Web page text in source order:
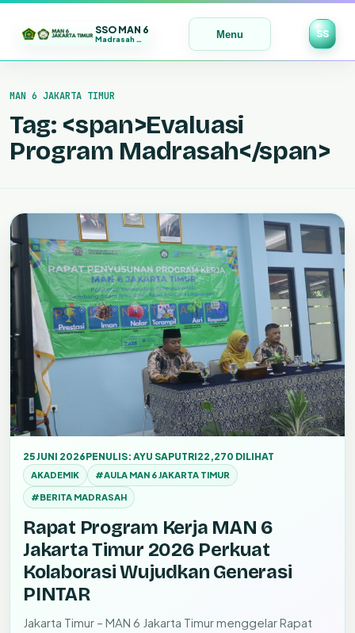
SSO MAN 6
Madrasah Maju | Bermutu | Mendunia Menu SS
keMAN 6 JAKARTA TIMUR
Tag: <span>Evaluasi
Program Madrasah</span>
25 JUNI 2026PENULIS: AYU SAPUTRI22,270 DILIHAT
AKADEMIK #AULA MAN 6 JAKARTA TIMUR
#BERITA MADRASAH
Rapat Program Kerja MAN 6
Jakarta Timur 2026 Perkuat
Kolaborasi Wujudkan Generasi
PINTAR
Jakarta Timur – MAN 6 Jakarta Timur menggelar Rapat